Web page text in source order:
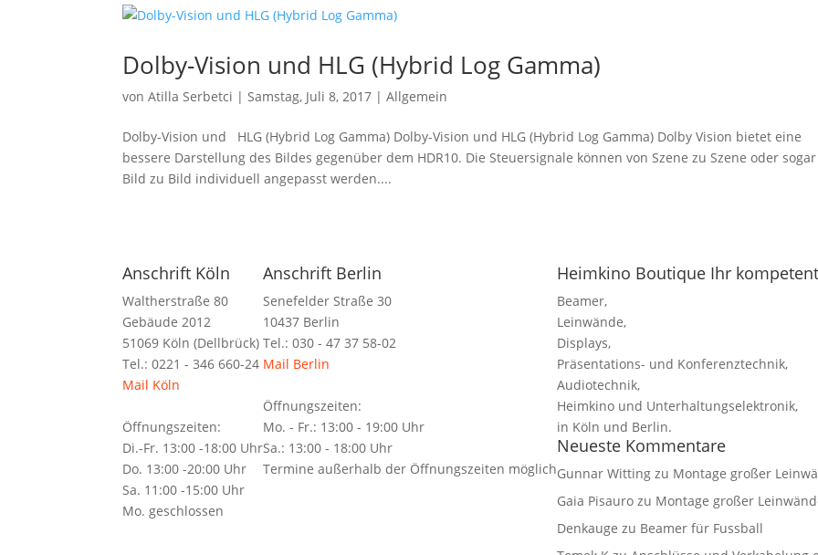
Dolby-Vision und HLG (Hybrid Log Gamma)
vonAtilla Serbetci |Samstag, Juli 8, 2017 |Allgemein
Dolby-Vision und HLG (Hybrid Log Gamma) Dolby-Vision und HLG (Hybrid Log Gamma) Dolby Vision bietet eine
bessere Darstellung des Bildes gegenüber dem HDR10. Die Steuersignale können von Szene zu Szene oder
Bild zu Bild individuell angepasst werden....
Anschrift Köln
Waltherstraße 80
Gebäude 2012
51069 Köln (Dellbrück)
Tel.: 0221 - 346 660-24
Mail Köln
Öffnungszeiten:
Di.-Fr. 13:00 -18:00 Uhr
Do. 13:00 -20:00 Uhr
Sa. 11:00 -15:00 Uhr
Mo. geschlossen
Anschrift Berlin
Senefelder Straße 30
10437 Berlin
Tel.: 030 - 47 37 58-02
Mail Berlin
Öffnungszeiten:
Mo. - Fr.: 13:00 - 19:00 Uhr
Sa.: 13:00 - 18:00 Uhr
Termine außerhalb der Öffnungszeiten möglich
Heimkino Boutique Ihr
Beamer,
Leinwände,
Displays,
Präsentations- und Konferenztechnik,
Audiotechnik,
Heimkino und Unterhaltungselektronik,
in Köln und Berlin.
Neueste Kommentare
Gunnar Witting zu Montage großer
Gaia Pisauro zu Montage großer
Denkauge zu Beamer für Fussball